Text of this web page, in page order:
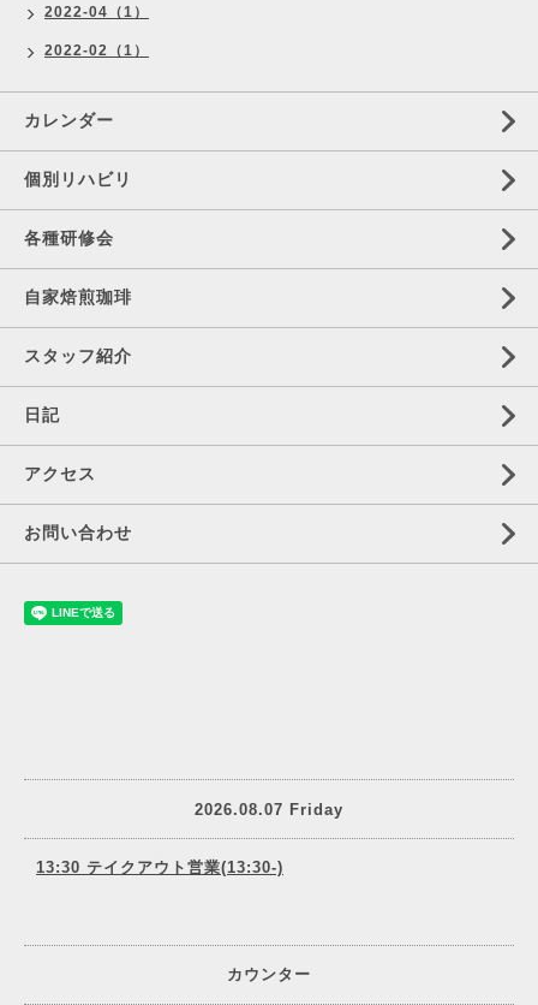
2022-04（1）
2022-02（1）
カレンダー
個別リハビリ
各種研修会
自家焙煎珈琲
スタッフ紹介
日記
アクセス
お問い合わせ
2026.08.07 Friday
13:30 テイクアウト営業(13:30-)
カウンター